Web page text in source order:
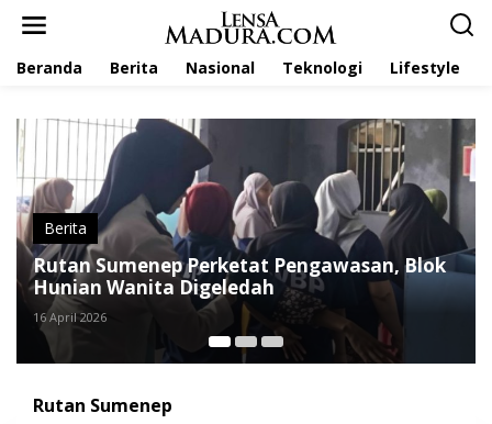
Beranda Berita Nasional Teknologi Lifestyle
Perketat Pengawasan, Blok
Digeledah
Berita
Kepala
Rutan,
Rutan Sumenep